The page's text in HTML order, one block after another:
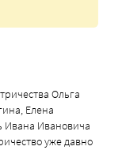
Ольга
Елена
Ивана Ивановича
уже давно